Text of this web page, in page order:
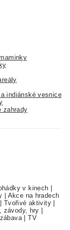
indiánské vesnice
zahrady
v kinech
Akce na hradech
Tvořivé aktivity
závody, hry
|TV